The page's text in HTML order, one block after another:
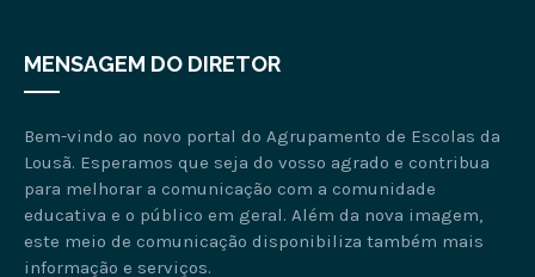
MENSAGEM DO DIRETOR
Bem-vindo ao novo portal do Agrupamento de Escolas da
Lousã. Esperamos que seja do vosso agrado e contribua
para melhorar a comunicação com a comunidade
educativa e o público em geral. Além da nova imagem,
este meio de comunicação disponibiliza também mais
informação e serviços.